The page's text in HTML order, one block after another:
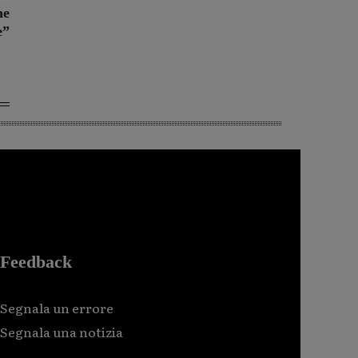
Feedback
Segnala un errore
Segnala una notizia